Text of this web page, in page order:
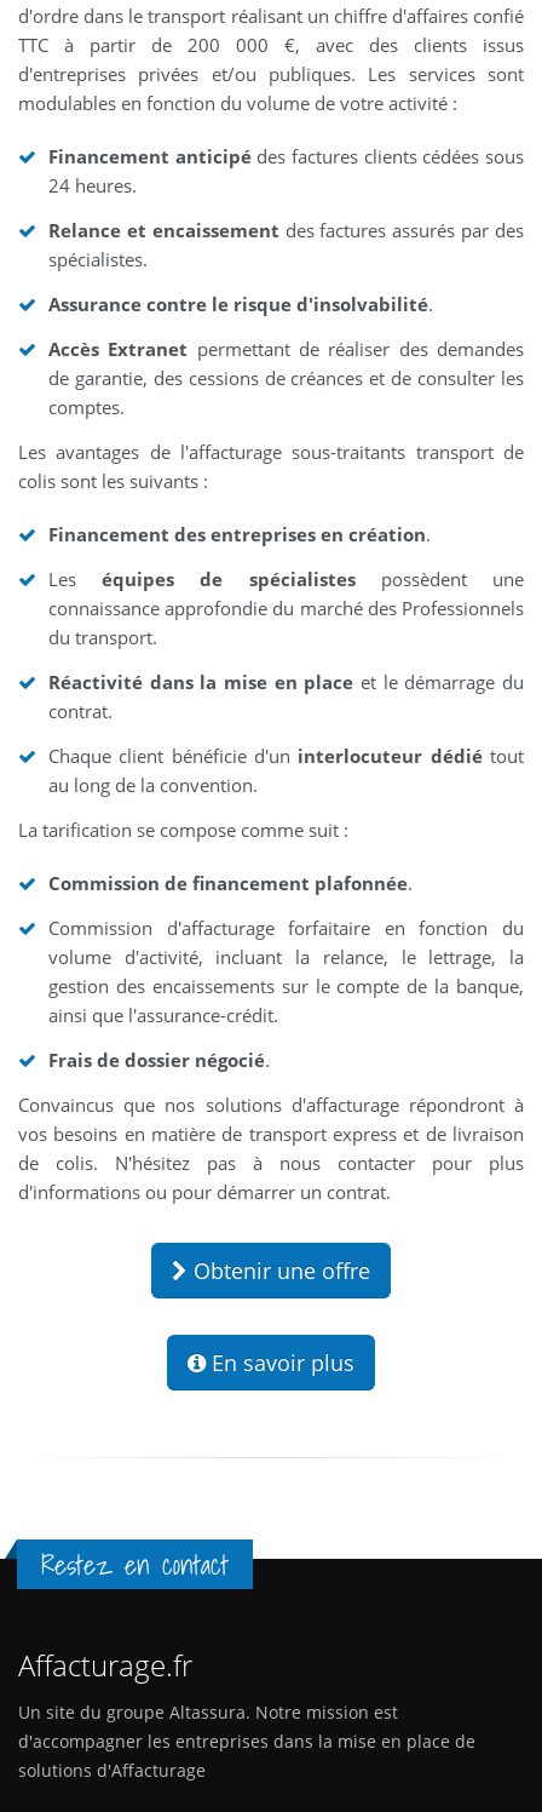
d'ordre dans le transport réalisant un chiffre d'affaires confié
TTC à partir de 200 000 €, avec des clients issus
d'entreprises privées et/ou publiques. Les services sont
modulables en fonction du volume de votre activité :
Financement anticipédes factures clients cédées sous
24 heures.
Relance et encaissement des factures assurés par des
spécialistes.
Assurance contre le risque d'insolvabilité.
Accès Extranet permettant de réaliser des demandes
de garantie, des cessions de créances et de consulter les
comptes.
Les avantages de l'affacturage sous-traitants transport de
colis sont les suivants :
Financement des entreprises en création.
Leséquipes de spécialistespossèdent une
connaissance approfondie du marché des Professionnels
du transport.
Réactivité dans la mise en place et le démarrage du
contrat.
Chaque client bénéficie d'un interlocuteur dédiétout
au long de la convention.
La tarification se compose comme suit :
Commission de financement plafonnée.
Commission d'affacturage forfaitaire en fonction du
volume d'activité, incluant la relance, le lettrage, la
gestion des encaissements sur le compte de la banque,
ainsi que l'assurance-crédit.
Frais de dossier négocié.
Convaincus que nos solutions d'affacturage répondront à
vos besoins en matière de transport express et de livraison
de colis. N'hésitez pas à nous contacter pour plus
d'informations ou pour démarrer un contrat.
Obtenir une offre
En savoir plus
Restez en contact
Affacturage.fr
Un site du groupe Altassura. Notre mission est
d'accompagner les entreprises dans la mise en place de
solutions d'Affacturage